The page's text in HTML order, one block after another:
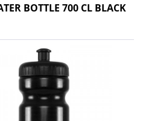
BOTTLE 700 CL BLACK